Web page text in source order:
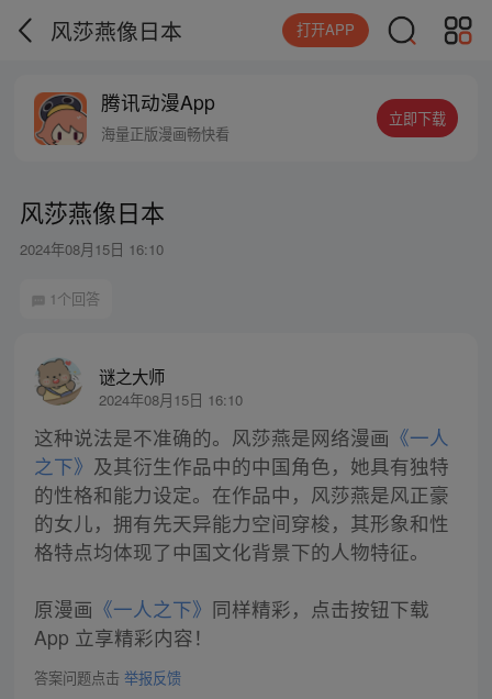
风莎燕像日本 打开APP
腾讯动漫App
海量正版漫画畅快看
立即下载
风莎燕像日本
2024年08月15日 16:10
1个回答
谜之大师
2024年08月15日 16:10
这种说法是不准确的。风莎燕是网络漫画 《一人
之下》 及其衍生作品中的中国角色，她具有独特
的性格和能力设定。在作品中，风莎燕是风正豪
的女儿，拥有先天异能力空间穿梭，其形象和性
格特点均体现了中国文化背景下的人物特征。
原漫画 《一人之下》 同样精彩，点击按钮下载
App 立享精彩内容！
答案问题点击 举报反馈